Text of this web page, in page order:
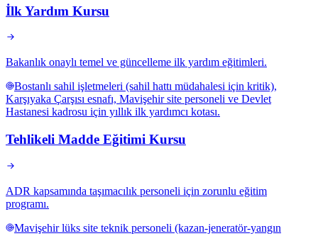
İlk Yardım Kursu
Bakanlık onaylı temel ve güncelleme ilk yardım eğitimleri.
Bostanlı sahil işletmeleri (sahil hattı müdahalesi için kritik),
Karşıyaka Çarşısı esnafı, Mavişehir site personeli ve Devlet
Hastanesi kadrosu için yıllık ilk yardımcı kotası.
Tehlikeli Madde Eğitimi Kursu
ADR kapsamında taşımacılık personeli için zorunlu eğitim
programı.
Mavişehir lüks site teknik personeli (kazan-jeneratör-yangın